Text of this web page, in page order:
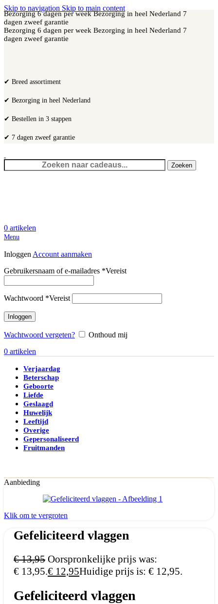
Skip to navigation Skip to main content
Bezorging 6 dagen per weekBezorging in heel Nederland 7
dagen zweef garantie
Bezorging 6 dagen per week Bezorging in heel Nederland 7
dagen zweef garantie
✔ Breed assortiment
✔ Bezorging in heel Nederland
✔ Bestellen in 3 stappen
✔ 7 dagen zweef garantie
Zoeken
0 artikelen
Menu
Inloggen Account aanmaken
Gebruikersnaam of e-mailadres *Vereist
Wachtwoord *Vereist
Inloggen
Wachtwoord vergeten?
Onthoud mij
0 artikelen
Verjaardag
Beterschap
Geboorte
Liefde
Geslaagd
Huwelijk
Leeftijd
Overige
Gepersonaliseerd
Fruitmanden
Aanbieding
Klik om te vergroten
Gefeliciteerd vlaggen
€13,95 Oorspronkelijke prijs was:
€ 13,95.€ 12,95Huidige prijs is: € 12,95.
Gefeliciteerd vlaggen